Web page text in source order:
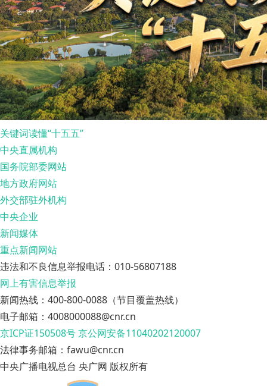
关键词读懂“十五五”
中央直属机构
国务院部委网站
地方政府网站
外交部驻外机构
中央企业
新闻媒体
重点新闻网站
违法和不良信息举报电话：010-56807188
网上有害信息举报
新闻热线：400-800-0088（节目覆盖热线）
电子邮箱：4008000088@cnr.cn
京ICP证150508号京公网安备11040202120007
法律事务邮箱：fawu@cnr.cn
中央广播电视总台 央广网 版权所有